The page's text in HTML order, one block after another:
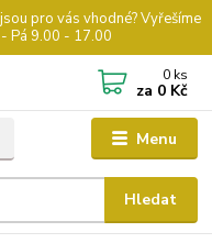
pro vás vhodné? Vyřešíme
Pá 9.00 - 17.00
Menu
Hledat
0 ks
za 0 Kč